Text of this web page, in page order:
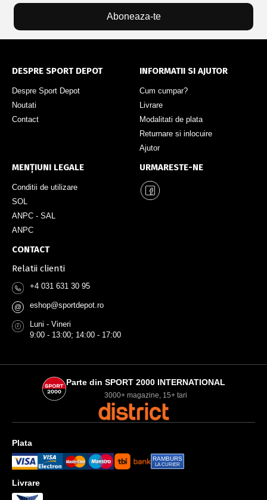
Aboneaza-te
DESPRE SPORT DEPOT
Despre Sport Depot
Noutati
Contact
INFORMATII SI AJUTOR
Cum cumpar?
Livrare
Modalitati de plata
Returnare si inlocuire
Ajutor
MENȚIUNI LEGALE
Conditii de utilizare
SOL
ANPC - SAL
ANPC
URMARESTE-NE
CONTACT
Relatii clienti
+4 031 631 30 95
@ eshop@sportdepot.ro
Luni - Vineri
9:00 - 13:00; 14:00 - 17:00
Parte din SPORT 2000 INTERNATIONAL
3000+ magazine, 15+ tari
Plata
RAMBURS
LA CURIER
Livrare